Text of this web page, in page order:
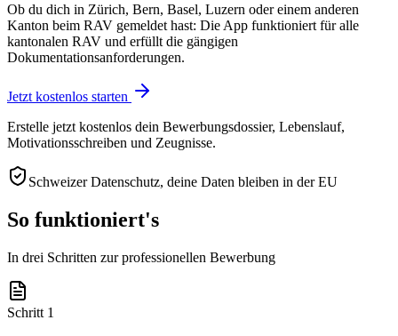
Ob du dich in Zürich, Bern, Basel, Luzern oder einem anderen
Kanton beim RAV gemeldet hast: Die App funktioniert für alle
kantonalen RAV und erfüllt die gängigen
Dokumentationsanforderungen.
Jetzt kostenlos starten
Erstelle jetzt kostenlos dein Bewerbungsdossier, Lebenslauf,
Motivationsschreiben und Zeugnisse.
Schweizer Datenschutz, deine Daten bleiben in der EU
So funktioniert's
In drei Schritten zur professionellen Bewerbung
Schritt 1